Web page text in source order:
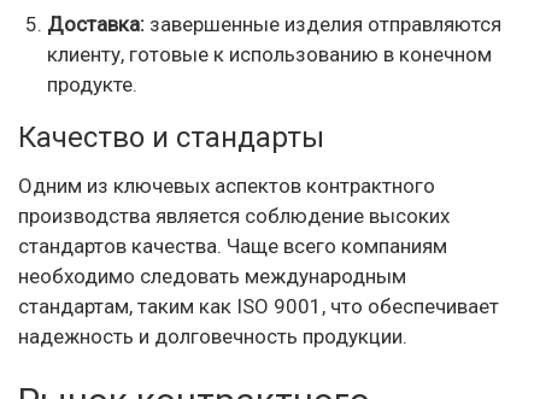
Доставка: завершенные изделия отправляются
клиенту, готовые к использованию в конечном
продукте.
Качество и стандарты
Одним из ключевых аспектов контрактного
производства является соблюдение высоких
стандартов качества. Чаще всего компаниям
необходимо следовать международным
стандартам, таким как ISO 9001, что обеспечивает
надежность и долговечность продукции.